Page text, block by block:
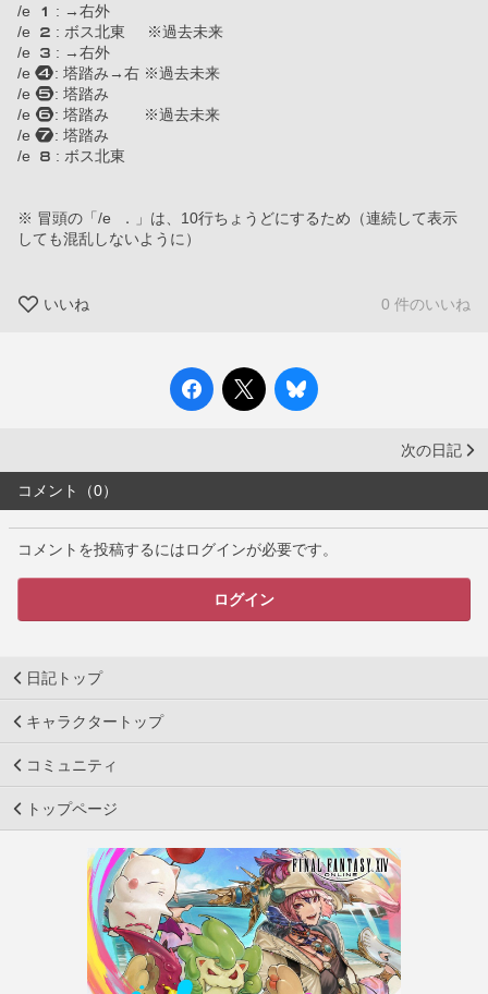
/e   : →右外
/e   : ボス北東     ※過去未来
/e   : →右外
/e : 塔踏み→右 ※過去未来
/e : 塔踏み
/e : 塔踏み        ※過去未来
/e : 塔踏み
/e   : ボス北東
※ 冒頭の「/e  ．」は、10行ちょうどにするため（連続して表示
しても混乱しないように）
いいね 0 件のいいね
次の日記
コメント（0）
コメントを投稿するにはログインが必要です。
ログイン
日記トップ
キャラクタートップ
コミュニティ
トップページ